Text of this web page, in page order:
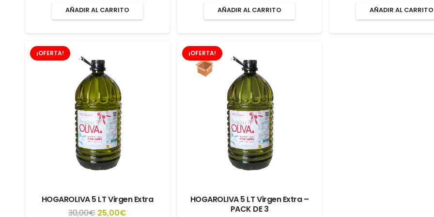
originalactual
AÑADIR AL CARRITO
originalactual
AÑADIR AL CARRITO
original
AÑADIR AL CARRITO
¡OFERTA!
HOGAROLIVA 5 LT Virgen Extra
30,00€ El
25,00€
¡OFERTA!
HOGAROLIVA 5 LT Virgen Extra –
PACK DE 3